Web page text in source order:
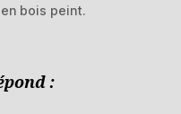
bois peint.
: